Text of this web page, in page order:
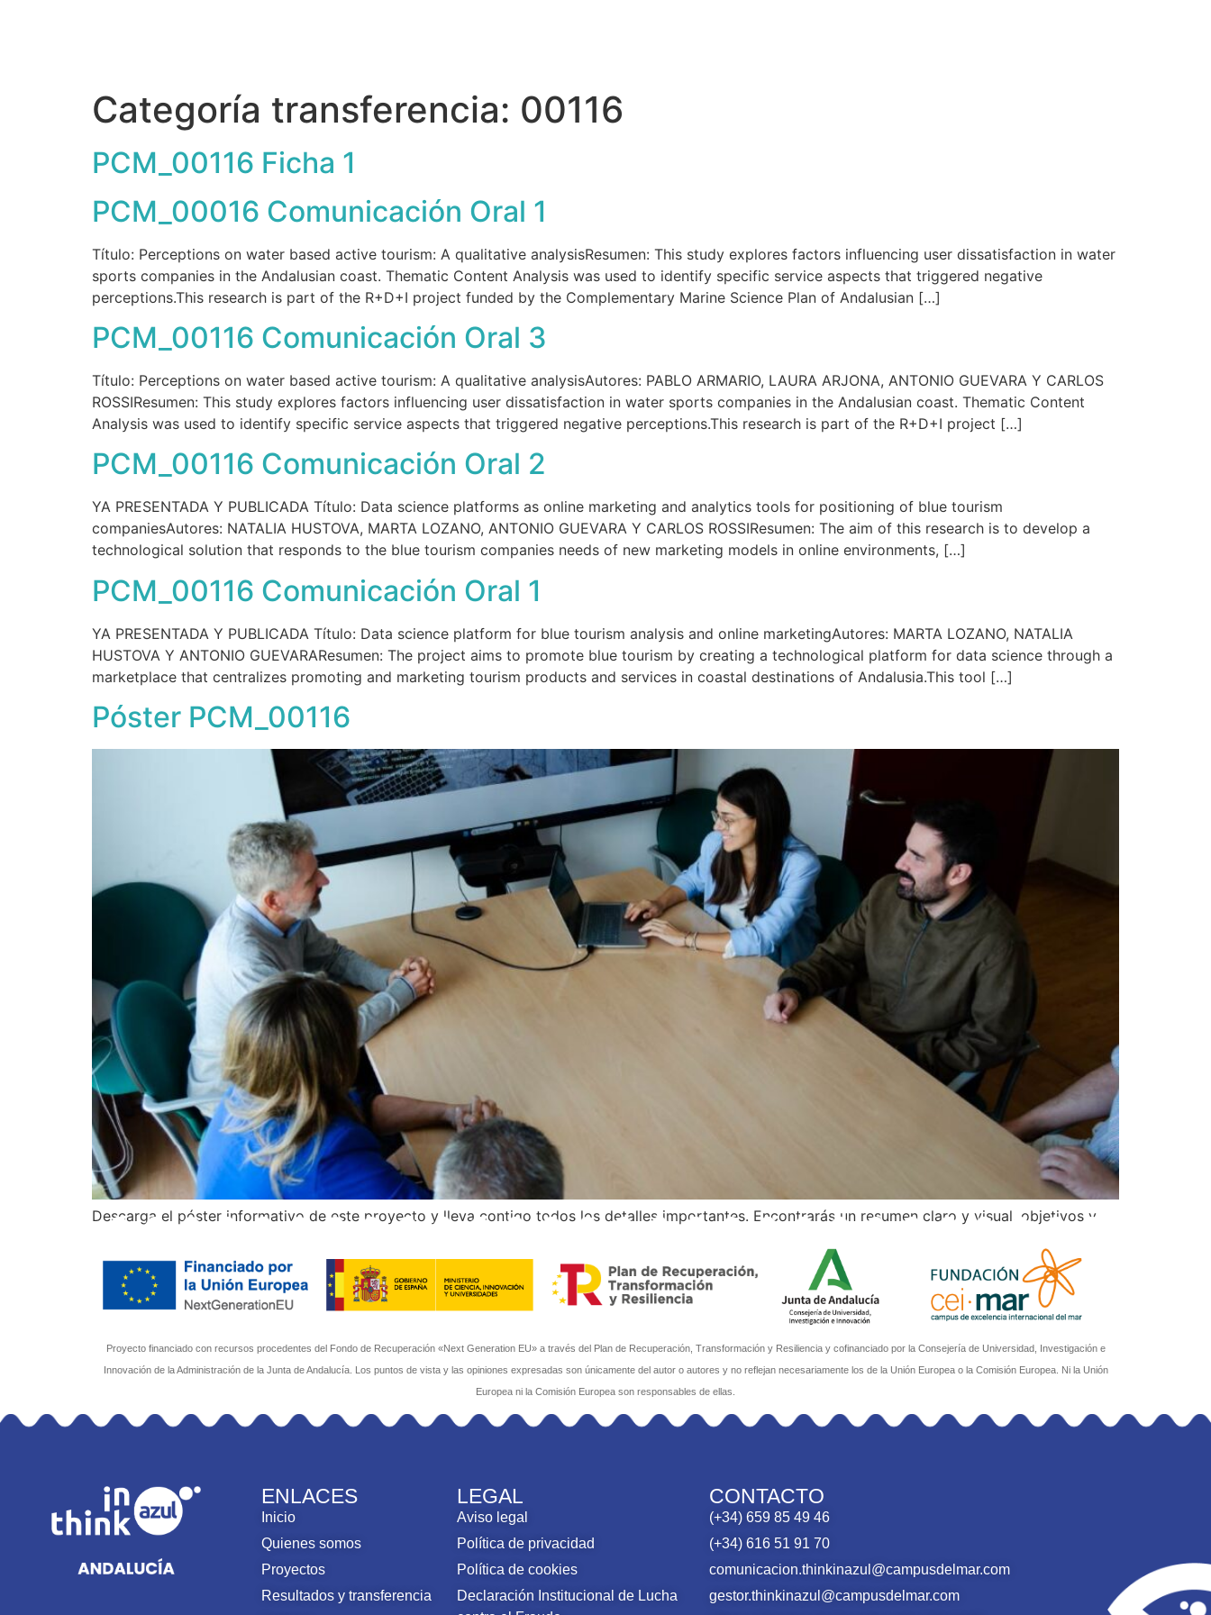
Categoría transferencia: 00116
PCM_00116 Ficha 1
PCM_00016 Comunicación Oral 1
Título: Perceptions on water based active tourism: A qualitative analysisResumen: This study explores factors influencing user dissatisfaction in water
sports companies in the Andalusian coast. Thematic Content Analysis was used to identify specific service aspects that triggered negative
perceptions.This research is part of the R+D+I project funded by the Complementary Marine Science Plan of Andalusian […]
PCM_00116 Comunicación Oral 3
Título: Perceptions on water based active tourism: A qualitative analysisAutores: PABLO ARMARIO, LAURA ARJONA, ANTONIO GUEVARA Y CARLOS
ROSSIResumen: This study explores factors influencing user dissatisfaction in water sports companies in the Andalusian coast. Thematic Content
Analysis was used to identify specific service aspects that triggered negative perceptions.This research is part of the R+D+I project […]
PCM_00116 Comunicación Oral 2
YA PRESENTADA Y PUBLICADA Título: Data science platforms as online marketing and analytics tools for positioning of blue tourism
companiesAutores: NATALIA HUSTOVA, MARTA LOZANO, ANTONIO GUEVARA Y CARLOS ROSSIResumen: The aim of this research is to develop a
technological solution that responds to the blue tourism companies needs of new marketing models in online environments, […]
PCM_00116 Comunicación Oral 1
YA PRESENTADA Y PUBLICADA Título: Data science platform for blue tourism analysis and online marketingAutores: MARTA LOZANO, NATALIA
HUSTOVA Y ANTONIO GUEVARAResumen: The project aims to promote blue tourism by creating a technological platform for data science through a
marketplace that centralizes promoting and marketing tourism products and services in coastal destinations of Andalusia.This tool […]
Póster PCM_00116
Descarga el póster informativo de este proyecto y lleva contigo todos los detalles importantes. Encontrarás un resumen claro y visual, objetivos y
Proyecto financiado con recursos procedentes del Fondo de Recuperación «Next Generation EU» a través del Plan de Recuperación, Transformación y Resiliencia y cofinanciado por la Consejería de Universidad, Investigación e
Innovación de la Administración de la Junta de Andalucía. Los puntos de vista y las opiniones expresadas son únicamente del autor o autores y no reflejan necesariamente los de la Unión Europea o la Comisión Europea. Ni la Unión
Europea ni la Comisión Europea son responsables de ellas.
ENLACES
Inicio
Quienes somos
Proyectos
Resultados y transferencia
LEGAL
Aviso legal
Política de privacidad
Política de cookies
Declaración Institucional de Lucha
CONTACTO
(+34) 659 85 49 46
(+34) 616 51 91 70
comunicacion.thinkinazul@campusdelmar.com
gestor.thinkinazul@campusdelmar.com